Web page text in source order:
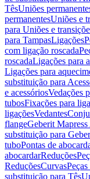
TêsUniões
permanentesUniões e
para Uniões e
para TampasLigações
com ligação roscada
roscadaLigações para
Ligações para
substituição para
e acessóriosVedações
tubosFixações para
ligaçõesVedantes
flangeGeberit
substituição para
tuboPontas de
abocardarReduções
ReduçõesCurvas
substituição para Tês